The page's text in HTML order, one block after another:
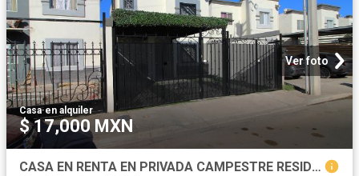
Ver foto
Casa·en alquiler
$ 17,000 MXN
CASA EN RENTA EN PRIVADA CAMPESTRE RESIDENCIAL, MEXICALI B.C